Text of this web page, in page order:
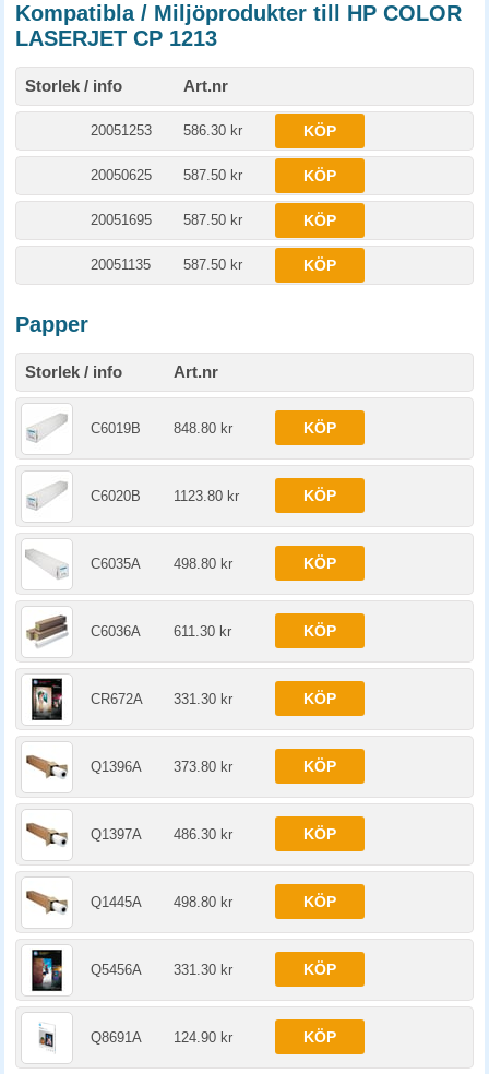
Kompatibla / Miljöprodukter till HP COLOR
LASERJET CP 1213
Storlek / info Art.nr
20051253 586.30 kr KÖP
20050625 587.50 kr KÖP
20051695 587.50 kr KÖP
20051135 587.50 kr KÖP
Papper
Storlek / info Art.nr
C6019B 848.80 kr KÖP
C6020B 1123.80 kr KÖP
C6035A 498.80 kr KÖP
C6036A 611.30 kr KÖP
CR672A 331.30 kr KÖP
Q1396A 373.80 kr KÖP
Q1397A 486.30 kr KÖP
Q1445A 498.80 kr KÖP
Q5456A 331.30 kr KÖP
Q8691A 124.90 kr KÖP